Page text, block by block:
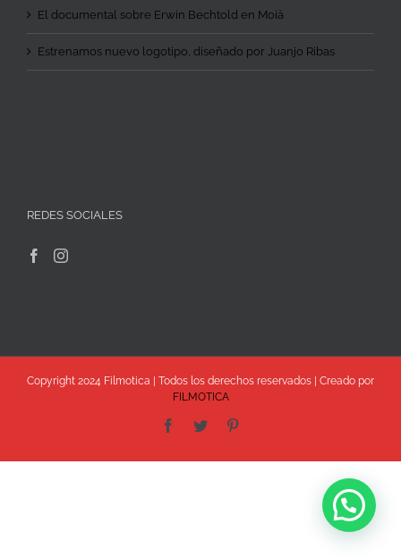
El documental sobre Erwin Bechtold en Moià
Estrenamos nuevo logotipo, diseñado por Juanjo Ribas
REDES SOCIALES
Copyright 2024 Filmotica | Todos los derechos reservados | Creado por
FILMOTICA
Facebook
Twitter